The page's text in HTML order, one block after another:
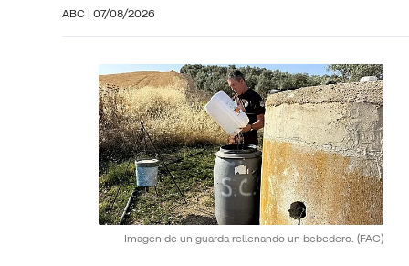
ABC | 07/08/2026
Imagen de un guarda rellenando un bebedero. (FAC)